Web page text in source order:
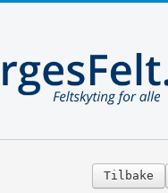
Tilbake